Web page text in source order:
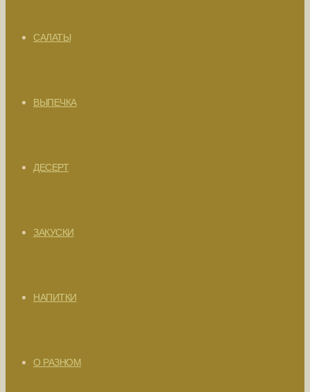
САЛАТЫ
ВЫПЕЧКА
ДЕСЕРТ
ЗАКУСКИ
НАПИТКИ
О РАЗНОМ